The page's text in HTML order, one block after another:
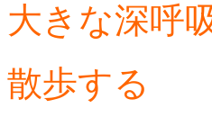
大きな深呼
散歩する